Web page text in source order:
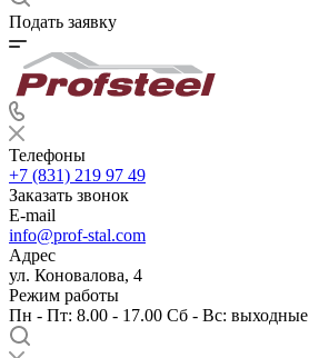
Подать заявку
Телефоны
+7 (831) 219 97 49
Заказать звонок
E-mail
info@prof-stal.com
Адрес
ул. Коновалова, 4
Режим работы
Пн - Пт: 8.00 - 17.00 Сб - Вс: выходные